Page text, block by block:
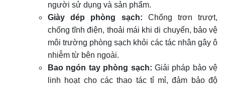
người sử dụng và sản phẩm.
Giày dép phòng sạch: Chống trơn trượt,
chống tĩnh điện, thoải mái khi di chuyển, bảo vệ
môi trường phòng sạch khỏi các tác nhân gây ô
nhiễm từ bên ngoài.
Bao ngón tay phòng sạch: Giải pháp bảo vệ
linh hoạt cho các thao tác tỉ mỉ, đảm bảo độ